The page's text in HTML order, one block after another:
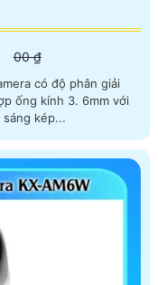
00 ₫
có độ phân giải
kép...